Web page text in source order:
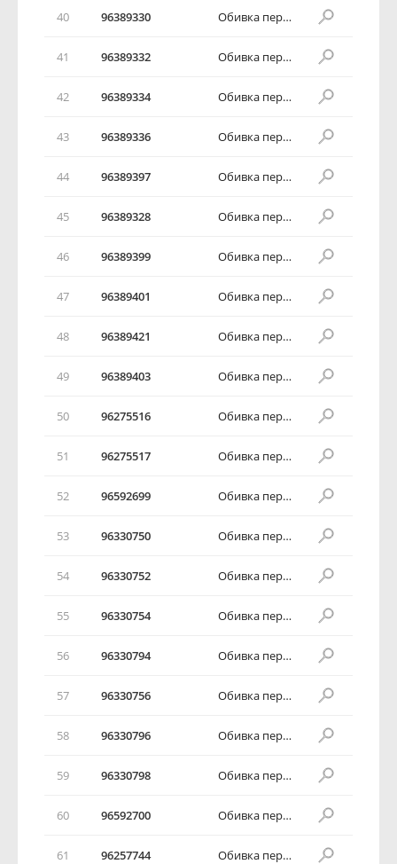
40 96389330 Обивка передней двери в сборе
41 96389332 Обивка передней двери в сборе
42 96389334 Обивка передней двери в сборе
43 96389336 Обивка передней двери в сборе
44 96389397 Обивка передней двери в сборе
45 96389328 Обивка передней двери в сборе
46 96389399 Обивка передней двери в сборе
47 96389401 Обивка передней двери в сборе
48 96389421 Обивка передней двери в сборе
49 96389403 Обивка передней двери в сборе
50 96275516 Обивка передней двери в сборе
51 96275517 Обивка передней двери в сборе
52 96592699 Обивка передней двери в сборе
53 96330750 Обивка передней двери в сборе
54 96330752 Обивка передней двери в сборе
55 96330754 Обивка передней двери в сборе
56 96330794 Обивка передней двери в сборе
57 96330756 Обивка передней двери в сборе
58 96330796 Обивка передней двери в сборе
59 96330798 Обивка передней двери в сборе
60 96592700 Обивка передней двери в сборе
61 96257744 Обивка передней двери в сборе